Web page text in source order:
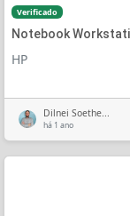
Verificado
Notebook
HP
Dilnei Soethe...
há 1 ano